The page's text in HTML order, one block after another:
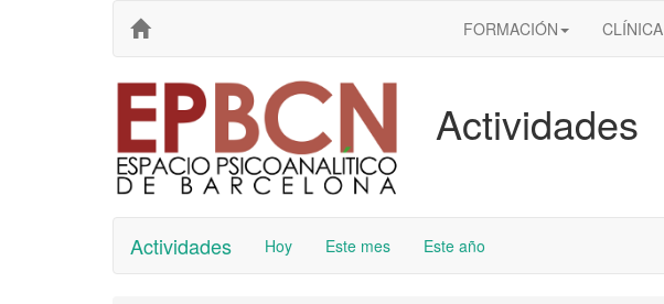
FORMACIÓN CLÍNICA
Actividades
Actividades Hoy Este mes Este año